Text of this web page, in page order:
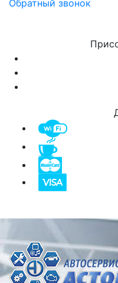
Обратный звонок